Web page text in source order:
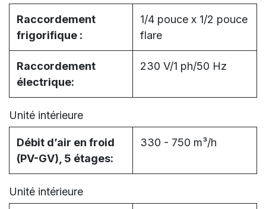
Raccordement
frigorifique :
1/4 pouce x 1/2 pouce
flare
Raccordement
électrique:
230 V/1 ph/50 Hz
Unité intérieure
Débit d’air en froid
(PV-GV), 5 étages:
330 - 750 m³/h
Unité intérieure